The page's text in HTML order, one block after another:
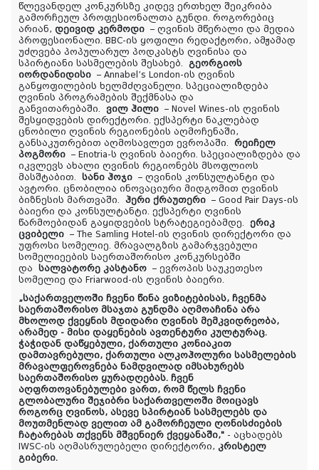
წლევანდელ კონკურსზე კიდევ ერთხელ შეიკრიბა
გამორჩეულ პროფესიონალთა გუნდი. როგორებიც
არიან, დეივიდ კერმოდი – ღვინის მწერალი და მედია
პროფესიონალი. BBC-ის ყოფილი რედაქტორი, ამჟამად
უძღვება პოპულარულ პოდკასტს ღვინისა და
სპირტიანი სასმელების შესახებ. გეორგიოს
იორდანიდისი – Annabel’s London-ის ღვინის
განყოფილების ხელმძღვანელი. სპეციალიზდება
ღვინის პროგრამების შექმნასა და
განვითარებაში. ვილ ჰილი – Novel Wines-ის ღვინის
შესყიდვების დირექტორი. ექსპერტი ნაკლებად
ცნობილი ღვინის რეგიონების აღმოჩენაში,
განსაკუთრებით აღმოსავლეთ ევროპაში. რეიჩელ
პოგმორი – Enotria-ს ღვინის ბაიერი. სპეციალიზდება და
იკვლევს ახალი ღვინის რეგიონებს მსოფლიოს
მასშტაბით. სანი ჰოჯი – ღვინის კონსულტანტი და
ავტორი. ცნობილია ინოვაციური მიდგომით ღვინის
ბიზნესის მართვაში. ჰერი ქრაუთერი – Good Pair Days-ის
ბაიერი და კონსულტანტი. ექსპერტი ღვინის
წარმოებიდან გაყიდვების სტრატეგიებამდე. ერიკ
ცვიბელი – The Samling Hotel-ის ღვინის დირექტორი და
უფროსი სომელიე. მრავალგზის გამარჯვებული
სომელიეების საერთაშორისო კონკურსებში
და სალვატორე კასტანო – ევროპის საუკეთესო
სომელიე და Friarwood-ის ღვინის ბაიერი.
„საქართველოში ჩვენი წინა ვიზიტებისას, ჩვენმა
საერთაშორისო მსაჯთა გუნდმა აღმოაჩინა არა
მხოლოდ ქვეყნის მდიდარი ღვინის მემკვიდრეობა,
არამედ - მისი დაყენების ავთენტური კულტურაც.
ჭაჭიდან დაწყებული, ქართული კონიაკით
დამთავრებული, ქართული ალკოჰოლური სასმელების
მრავალფეროვნება ნამდვილად იმსახურებს
საერთაშორისო ყურადღებას. ჩვენ
აღფრთოვანებულები ვართ, რომ წელს ჩვენი
გლობალური შეჯიბრი საქართველოში მოიცავს
როგორც ღვინოს, ასევე სპირტიან სასმელებს და
მოუთმენლად ველით ამ გამორჩეული ღონისძიების
ჩატარებას თქვენს მშვენიერ ქვეყანაში," - აცხადებს
IWSC-ის აღმასრულებელი დირექტორი, კრისტელ
გიბერი.